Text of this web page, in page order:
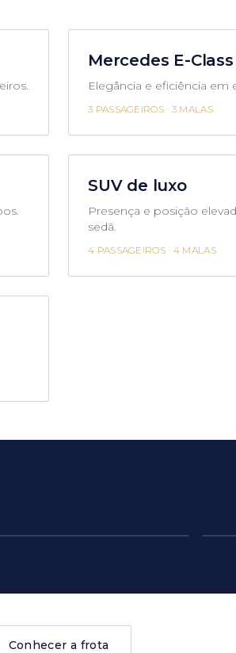
Mercedes E-Class
Elegância e eficiência em
3 PASSAGEIROS· 3 MALAS
SUV de luxo
Presença e posição
sedã.
4 PASSAGEIROS· 4 MALAS
Conhecer a frota